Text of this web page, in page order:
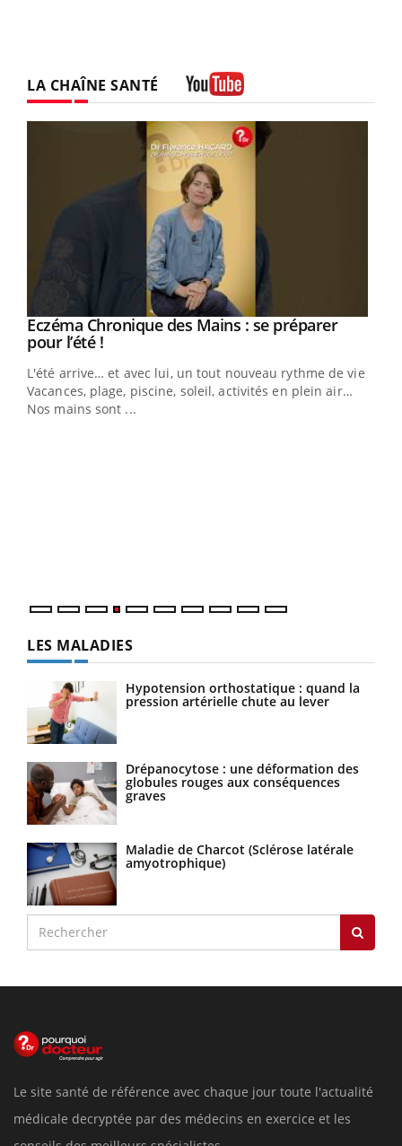
LA CHAÎNE SANTÉ
Youtube
Eczéma Chronique des Mains : se préparer
pour l’été !Youtube
L'été arrive… et avec lui, un tout nouveau rythme de vie !
Vacances, plage, piscine, soleil, activités en plein air…
Nos mains sont ...
LES MALADIES
Hypotension orthostatique : quand la
pression artérielle chute au lever
Drépanocytose : une déformation des
globules rouges aux conséquences
graves
Maladie de Charcot (Sclérose latérale
amyotrophique)
Le site santé de référence avec chaque jour toute l'actualité
médicale decryptée par des médecins en exercice et les